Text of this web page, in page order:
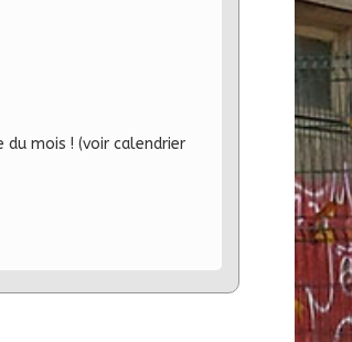
du mois ! (voir calendrier